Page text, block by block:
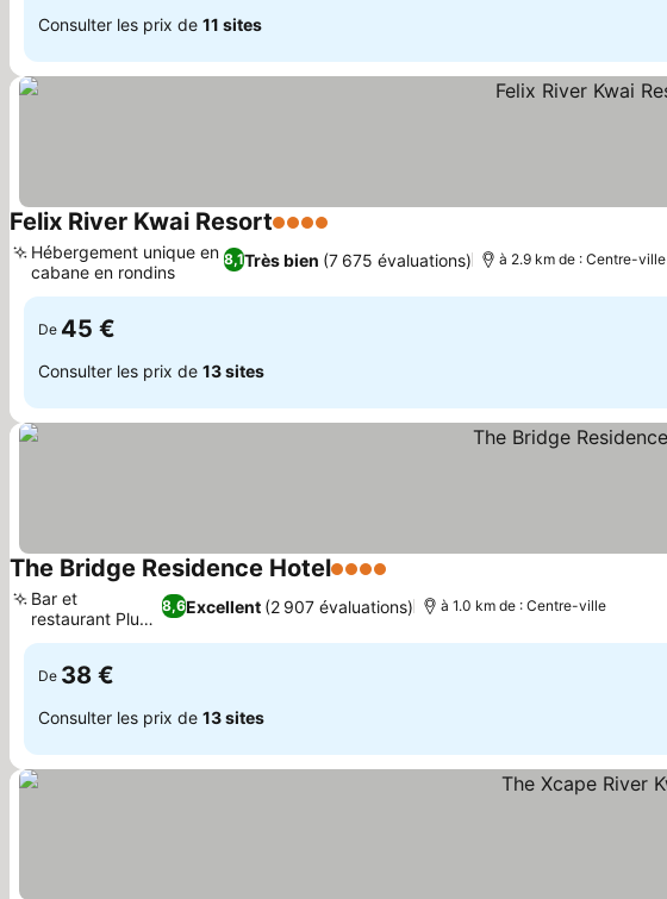
Consulter les prix de 11 sites
Felix River Kwai Resort4 Étoiles
8,1Très bien (7 675 évaluations)
Hébergement unique en
cabane en rondins
à 2.9 km de : Centre-ville
De 45 €
Consulter les prix de 13 sites
The Bridge Residence Hotel4 Étoiles
8,6Excellent (2 907 évaluations)
Bar et
restaurant Plum
Tree
à 1.0 km de : Centre-ville
De 38 €
Consulter les prix de 13 sites